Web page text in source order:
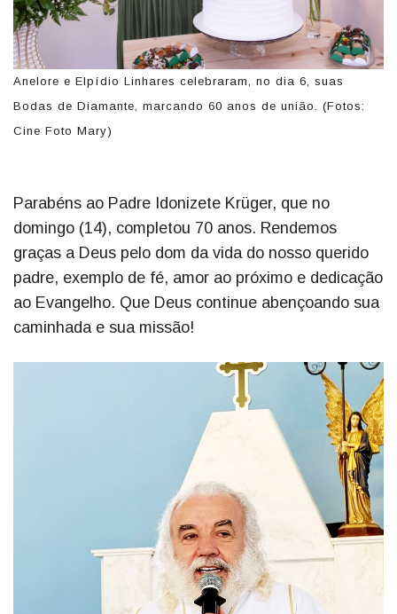
Anelore e Elpídio Linhares celebraram, no dia 6, suas
Bodas de Diamante, marcando 60 anos de união. (Fotos:
Cine Foto Mary)
Parabéns ao Padre Idonizete Krüger, que no
domingo (14), completou 70 anos. Rendemos
graças a Deus pelo dom da vida do nosso querido
padre, exemplo de fé, amor ao próximo e dedicação
ao Evangelho. Que Deus continue abençoando sua
caminhada e sua missão!